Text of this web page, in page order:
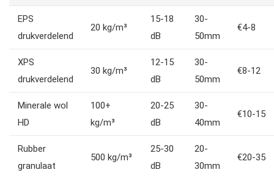
EPS
drukverdelend
20 kg/m³
15-18
dB
30-
50mm
€4-8
XPS
drukverdelend
30 kg/m³
12-15
dB
30-
50mm
€8-12
Minerale wol
HD
100+
kg/m³
20-25
dB
30-
40mm
€10-15
Rubber
granulaat
500 kg/m³
25-30
dB
20-
30mm
€20-35